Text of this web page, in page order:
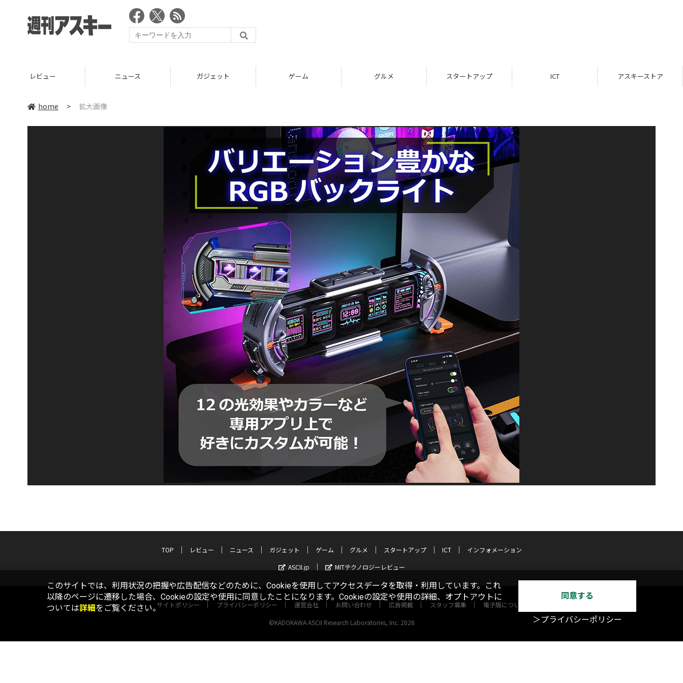
レビュー ニュース ガジェット ゲーム グルメ スタートアップ ICT アスキーストア
home > 拡大画像
TOP レビュー ニュース ガジェット ゲーム グルメ スタートアップ ICT
インフォメーション
ASCII.jp
MITテクノロジーレビュー
サイトポリシー プライバシーポリシー 運営会社 お問い合わせ 広告掲載 スタッフ募集 電子版について
©KADOKAWA ASCII Research Laboratories, Inc. 2026
このサイトでは、利用状況の把握や広告配信などのために、Cookieを使用してアクセスデータを取得・利用しています。これ
以降のページに遷移した場合、Cookieの設定や使用に同意したことになります。Cookieの設定や使用の詳細、オプトアウトに
ついては詳細をご覧ください。
同意する
＞プライバシーポリシー